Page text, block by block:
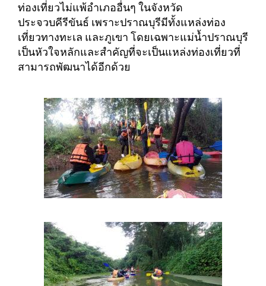
ท่องเที่ยวไม่แพ้อำเภออื่นๆ ในจังหวัด
ประจวบคีรีขันธ์ เพราะปราณบุรีมีทั้งแหล่งท่อง
เที่ยวทางทะเล และภูเขา โดยเฉพาะแม่น้ำปราณบุรี
เป็นหัวใจหลักและสำคัญที่จะเป็นแหล่งท่องเที่ยวที่
สามารถพัฒนาได้อีกด้วย